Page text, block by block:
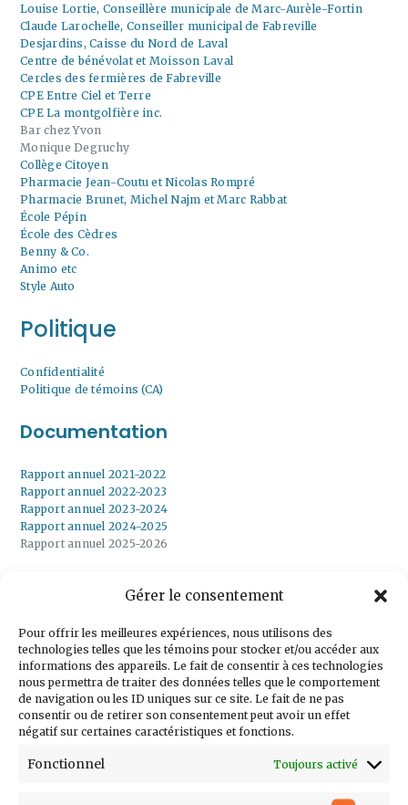
Gérer le consentement
Pour offrir les meilleures expériences, nous utilisons des
technologies telles que les témoins pour stocker et/ou accéder aux
informations des appareils. Le fait de consentir à ces technologies
nous permettra de traiter des données telles que le comportement
de navigation ou les ID uniques sur ce site. Le fait de ne pas
consentir ou de retirer son consentement peut avoir un effet
négatif sur certaines caractéristiques et fonctions.
Fonctionnel Toujours activé
Louise Lortie, Conseillère municipale de Marc-Aurèle-Fortin
Claude Larochelle, Conseiller municipal de Fabreville
Desjardins, Caisse du Nord de Laval
Centre de bénévolat et Moisson Laval
Cercles des fermières de Fabreville
CPE Entre Ciel et Terre
CPE La montgolfière inc.
Bar chez Yvon
Monique Degruchy
Collège Citoyen
Pharmacie Jean-Coutu et Nicolas Rompré
Pharmacie Brunet, Michel Najm et Marc Rabbat
École Pépin
École des Cèdres
Benny & Co.
Animo etc
Style Auto
Politique
Confidentialité
Politique de témoins (CA)
Documentation
Rapport annuel 2021-2022
Rapport annuel 2022-2023
Rapport annuel 2023-2024
Rapport annuel 2024-2025
Rapport annuel 2025-2026
notre infolettre
Courriel
Prénom